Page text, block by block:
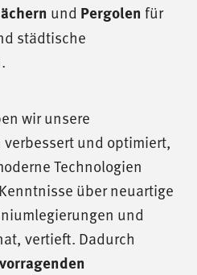
und Pergolen für
städtische
wir unsere
und optimiert,
Technologien
über neuartige
und
vertieft. Dadurch